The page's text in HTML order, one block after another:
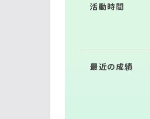
活動時間
最近の成績